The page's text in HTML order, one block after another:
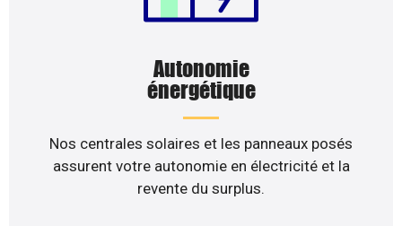
Autonomie
énergétique
Nos centrales solaires et les panneaux posés
assurent votre autonomie en électricité et la
revente du surplus.